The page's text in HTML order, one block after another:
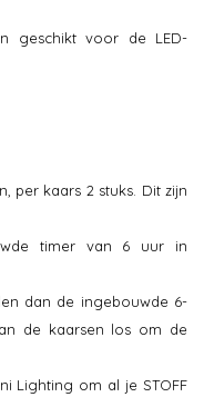
geschikt voor de LED-
per kaars 2 stuks. Dit zijn
timer van 6 uur in
dan de ingebouwde 6-
de kaarsen los om de
Lighting om al je STOFF